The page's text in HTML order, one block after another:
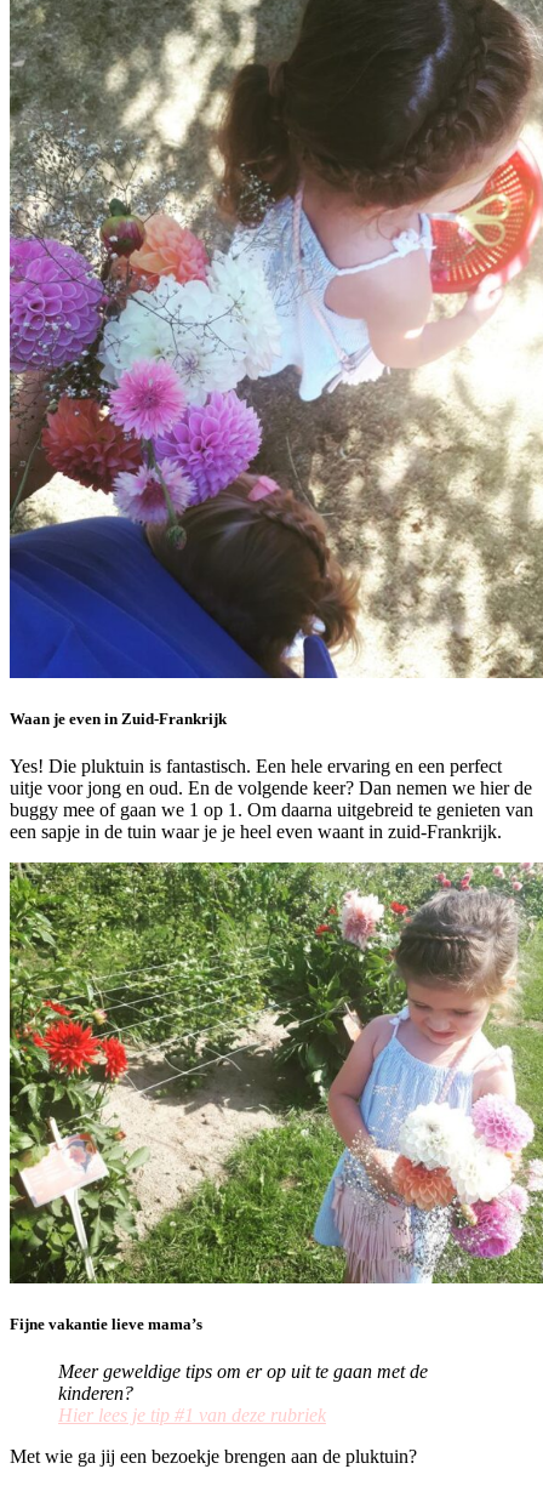
Waan je even in Zuid-Frankrijk
Yes! Die pluktuin is fantastisch. Een hele ervaring en een perfect
uitje voor jong en oud. En de volgende keer? Dan nemen we hier de
buggy mee of gaan we 1 op 1. Om daarna uitgebreid te genieten van
een sapje in de tuin waar je je heel even waant in zuid-Frankrijk.
Fijne vakantie lieve mama’s
Meer geweldige tips om er op uit te gaan met de
kinderen?
Hier lees je tip #1 van deze rubriek
Met wie ga jij een bezoekje brengen aan de pluktuin?